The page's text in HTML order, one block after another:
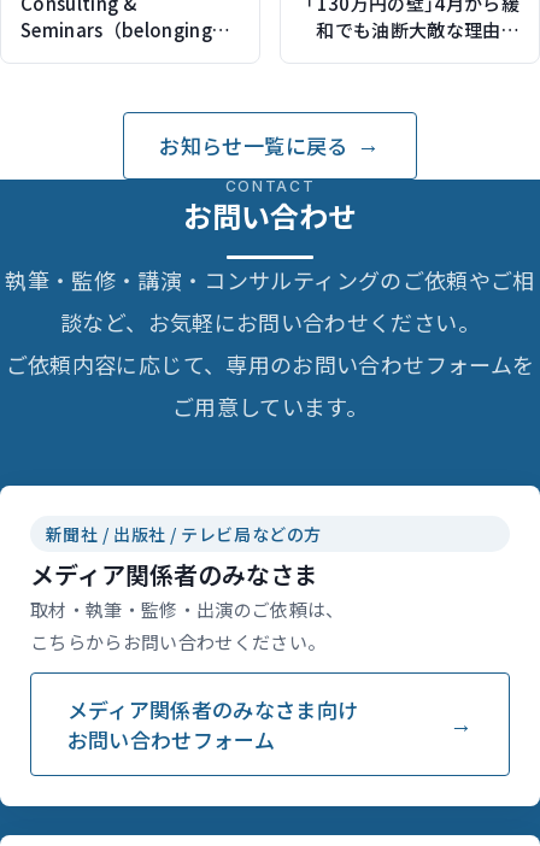
Seminars（belonging
和でも油断大敵な理由
外な盲点（東洋経済オン
お知らせ一覧に戻る
CONTACT
お問い合わせ
執筆・監修・講演・コンサルティングのご依頼やご相
談など、お気軽にお問い合わせください。
ご依頼内容に応じて、専用のお問い合わせフォームを
ご用意しています。
新聞社 / 出版社 / テレビ局などの方
メディア関係者のみなさま
取材・執筆・監修・出演のご依頼は、
こちらからお問い合わせください。
メディア関係者のみなさま向け
お問い合わせフォーム